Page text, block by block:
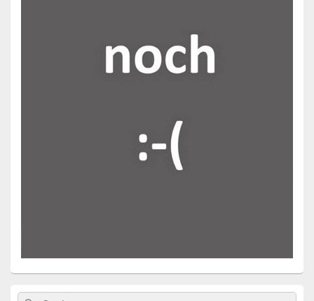
Primärer
Search